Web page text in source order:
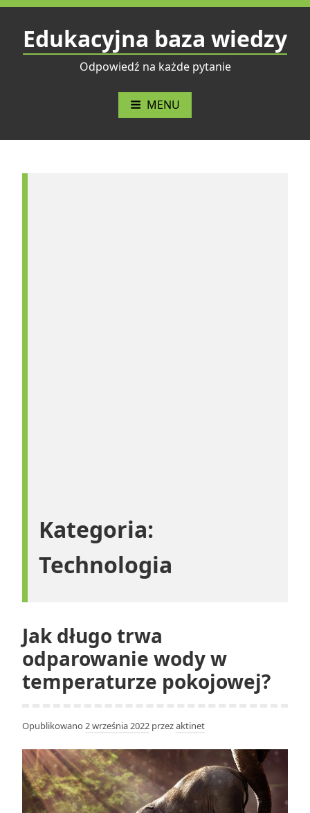
Przejdź
treściEdukacyjna baza wiedzy
Odpowiedź na każde pytanie
MENU
Kategoria:
Technologia
Jak długo trwa
odparowanie wody w
temperaturze pokojowej?
Opublikowano 2 września 2022 przezaktinet